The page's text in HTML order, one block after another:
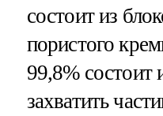
состоит из
пористого
99,8% состоит
захватить